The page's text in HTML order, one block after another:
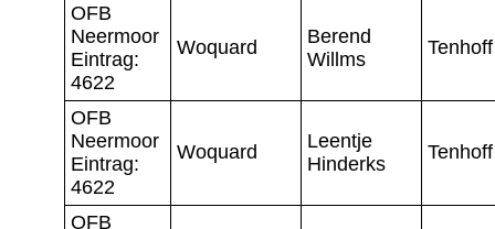
OFB
Neermoor
Eintrag:
4622
Woquard
Berend
Willms
Tenhoff
OFB
Neermoor
Eintrag:
4622
Woquard
Leentje
Hinderks
Tenhoff
OFB